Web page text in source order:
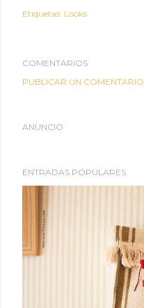
Etiquetas: Looks
COMENTARIOS
PUBLICAR UN COMENTARIO
ANUNCIO
ENTRADAS POPULARES